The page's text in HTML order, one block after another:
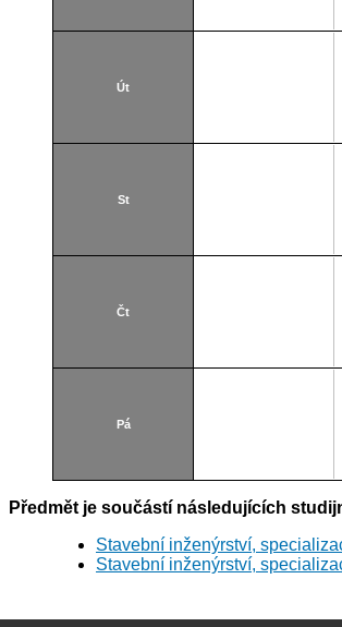
Út
St
Čt
Pá
Předmět je součástí následujících
Stavební inženýrství,
Stavební inženýrství,